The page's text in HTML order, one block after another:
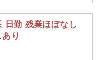
日勤 残業ほぼなし
り